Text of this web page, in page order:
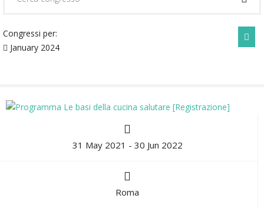
Congressi per:
January 2024
31 May 2021 - 30 Jun 2022
Roma